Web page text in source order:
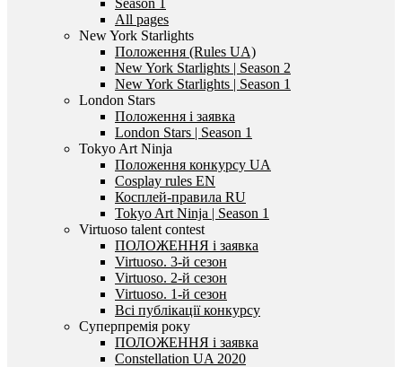
Season 1
All pages
New York Starlights
Положення (Rules UA)
New York Starlights | Season 2
New York Starlights | Season 1
London Stars
Положення і заявка
London Stars | Season 1
Tokyo Art Ninja
Положення конкурсу UA
Cosplay rules EN
Косплей-правила RU
Tokyo Art Ninja | Season 1
Virtuoso talent contest
ПОЛОЖЕННЯ і заявка
Virtuoso. 3-й сезон
Virtuoso. 2-й сезон
Virtuoso. 1-й сезон
Всі публікації конкурсу
Суперпремія року
ПОЛОЖЕННЯ і заявка
Constellation UA 2020